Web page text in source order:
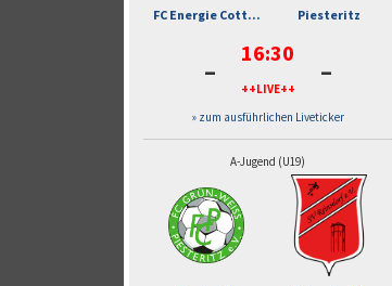
FC Energie Cott... Piesteritz
- 16:30
++LIVE++ -
» zum ausführlichen Liveticker
A-Jugend (U19)